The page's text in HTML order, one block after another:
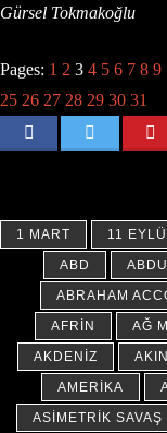
Gürsel Tokmakoğlu
Pages: 1 2 3 4 5 6 7 8 9
25 26 27 28 29 30 31
1 MART 11
ABD
ABRAHAM
AFRIN
AĞ
AKDENIZ
AMERIKA
ASIMETRIK SAVAŞ